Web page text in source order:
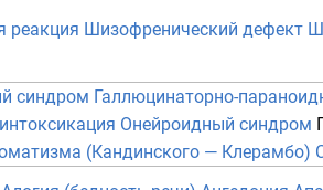
реакция Шизофренический дефект
синдром Галлюцинаторно-
Онейроидный синдром
(Кандинского — Клерамбо)